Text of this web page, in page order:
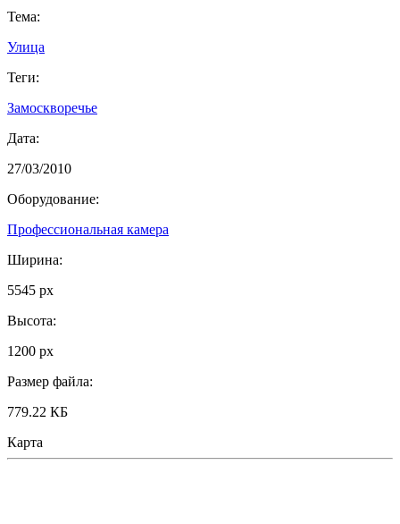
Тема:
Улица
Теги:
Замоскворечье
Дата:
27/03/2010
Оборудование:
Профессиональная камера
Ширина:
5545 px
Высота:
1200 px
Размер файла:
779.22 КБ
Карта